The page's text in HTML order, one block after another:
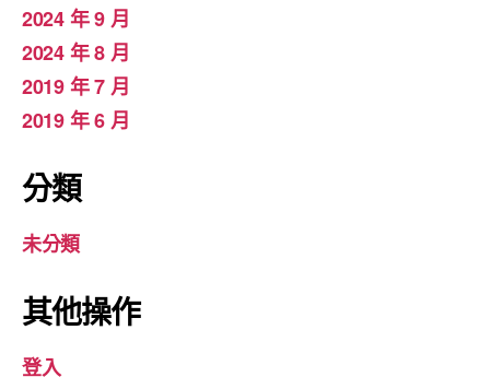
2024 年 9 月
2024 年 8 月
2019 年 7 月
2019 年 6 月
分類
未分類
其他操作
登入